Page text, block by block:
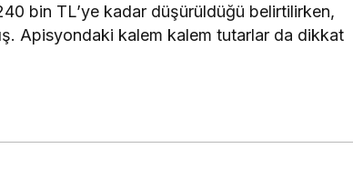
bin TL’ye kadar düşürüldüğü belirtilirken,
Apisyondaki kalem kalem tutarlar da dikkat